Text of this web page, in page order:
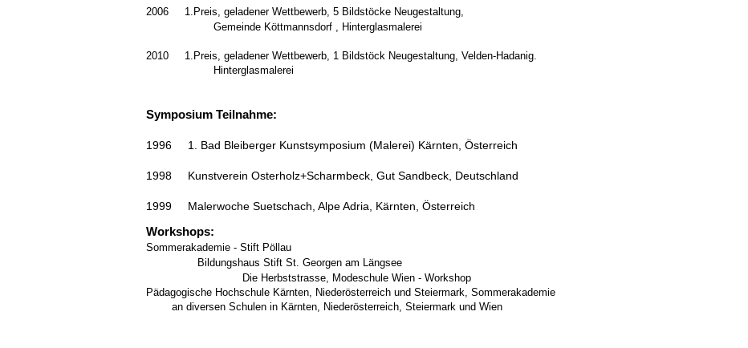
2006 1.Preis, geladener Wettbewerb, 5 Bildstöcke
Gemeinde Köttmannsdorf , Hinterglasmalerei
2010 1.Preis, geladener Wettbewerb, 1 Bildstöck Neugestaltung, Velden-
Hinterglasmalerei
Symposium Teilnahme:
1996 1. Bad Bleiberger Kunstsymposium (Malerei) Kärnten, Österreich
1998 Kunstverein Osterholz+Scharmbeck, Gut Sandbeck, Deutschland
1999 Malerwoche Suetschach, Alpe Adria, Kärnten, Österreich
Workshops:
Sommerakademie - Stift
Bildungshaus Stift St. Georgen am
Die Herbststrasse, Modeschule Wien - Workshop
Pädagogische Hochschule Kärnten, Niederösterreich und Steiermark,
an diversen Schulen in Kärnten, Niederösterreich, Steiermark und Wien